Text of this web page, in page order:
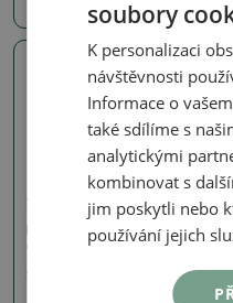
Skutečná fotografie
Signované (značené) misky
Bonsai miska 21 x 14 x 5
cm, barva modrozelená
soubory
K personalizaci
návštěvnosti
Informace o
také sdílíme s
analytickými
kombinovat s
jim poskytli nebo
používání jejich